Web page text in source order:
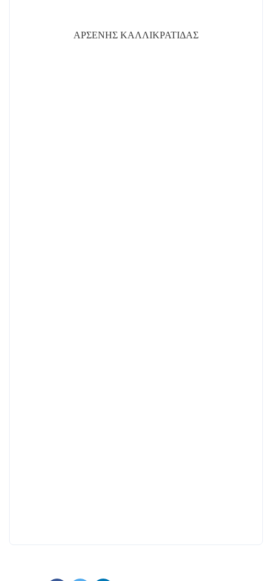
ΑΡΣΕΝΗΣ ΚΑΛΛΙΚΡΑΤΙΔΑΣ